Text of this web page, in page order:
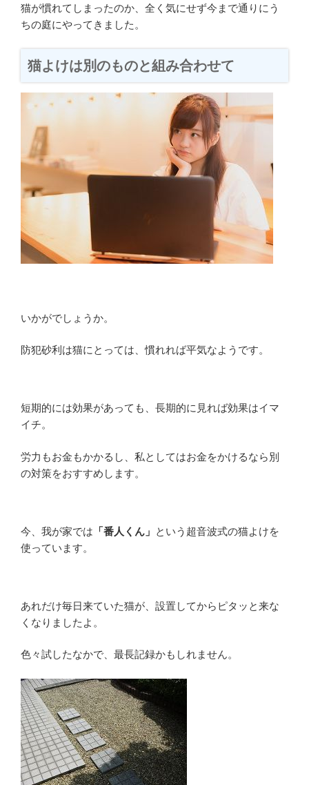
猫が慣れてしまったのか、全く気にせず今まで通りにう
ちの庭にやってきました。
猫よけは別のものと組み合わせて
いかがでしょうか。
防犯砂利は猫にとっては、慣れれば平気なようです。
短期的には効果があっても、長期的に見れば効果はイマ
イチ。
労力もお金もかかるし、私としてはお金をかけるなら別
の対策をおすすめします。
今、我が家では 「番人くん」 という超音波式の猫よけを
使っています。
あれだけ毎日来ていた猫が、設置してからピタッと来な
くなりましたよ。
色々試したなかで、最長記録かもしれません。